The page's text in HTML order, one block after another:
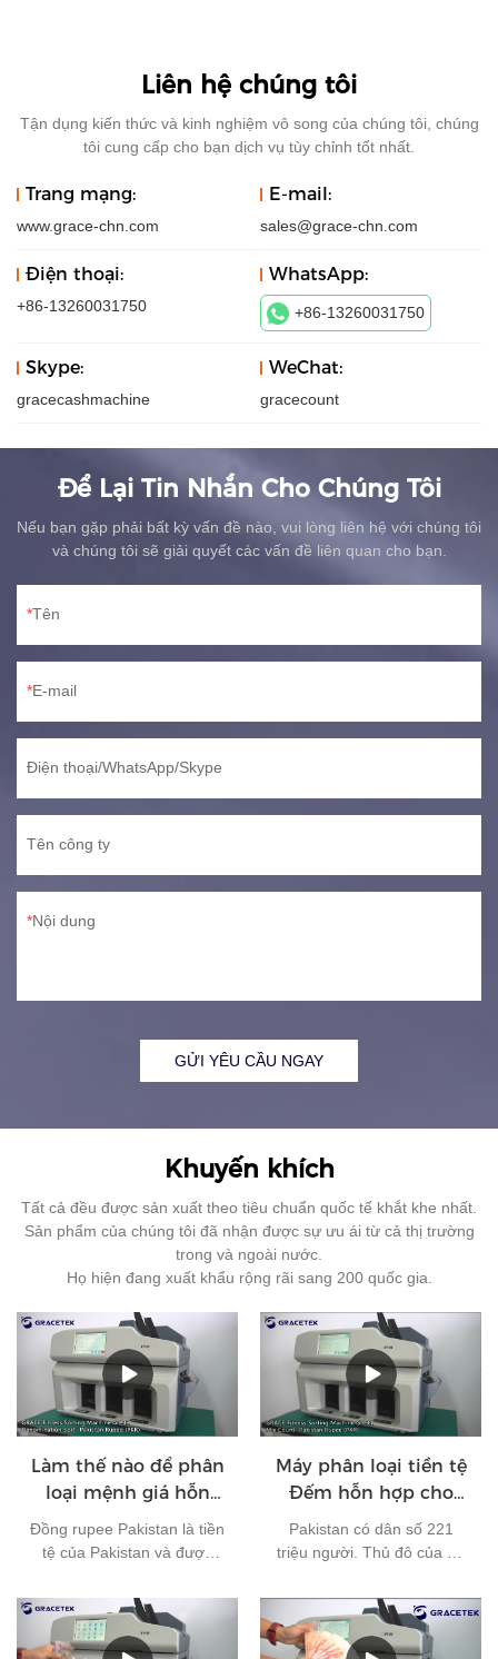
Liên hệ chúng tôi
Tận dụng kiến ​​thức và kinh nghiệm vô song của chúng tôi, chúng
tôi cung cấp cho bạn dịch vụ tùy chỉnh tốt nhất.
Trang mạng:
www.grace-chn.com
E-mail:
sales@grace-chn.com
Điện thoại:
+86-13260031750
WhatsApp:
+86-13260031750
Skype:
gracecashmachine
WeChat:
gracecount
Để Lại Tin Nhắn Cho Chúng Tôi
Nếu bạn gặp phải bất kỳ vấn đề nào, vui lòng liên hệ với chúng tôi
và chúng tôi sẽ giải quyết các vấn đề liên quan cho bạn.
Tên
E-mail
Điện thoại/WhatsApp/Skype
Tên công ty
Nội dung
GỬI YÊU CẦU NGAY
Khuyến khích
Tất cả đều được sản xuất theo tiêu chuẩn quốc tế khắt khe nhất.
Sản phẩm của chúng tôi đã nhận được sự ưu ái từ cả thị trường
trong và ngoài nước.
Họ hiện đang xuất khẩu rộng rãi sang 200 quốc gia.
Làm thế nào để phân
loại mệnh giá hỗn
hợp của Rupee
Pakistan?
Đồng rupee Pakistan là tiền
tệ của Pakistan và được
Nhà nước Pakistan. Hiện
tại, có 7 loại tiền giấy đang
lưu hành ở Pakistan: 10
Máy phân loại tiền tệ
Đếm hỗn hợp cho
đồng rupee Pakistan
Pakistan có dân số 221
triệu người. Thủ đô của nó
nó là đồng rupee Pakistan.
Nó là một trong những loại
tiền tệ được sử dụng